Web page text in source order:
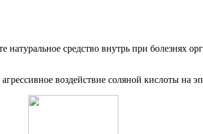
средство внутрь при болезнях
воздействие соляной кислоты на